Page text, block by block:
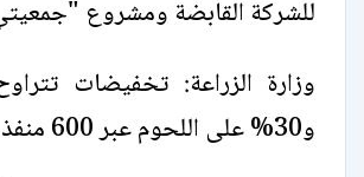
للشركة القابضة ومشروع
و30% على اللحوم عبر 600 منفذ تابع لها.